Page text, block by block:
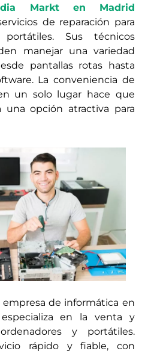
Markt en Madrid
de reparación para
Sus técnicos
manejar una variedad
pantallas rotas hasta
La conveniencia de
un solo lugar hace que
una opción atractiva para
empresa de informática en
en la venta y
y portátiles.
rápido y fiable, con